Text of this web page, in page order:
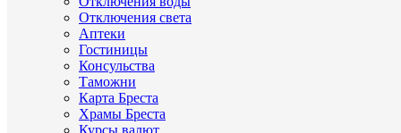
Отключения света
Аптеки
Гостиницы
Консульства
Таможни
Карта Бреста
Храмы Бреста
Курсы валют